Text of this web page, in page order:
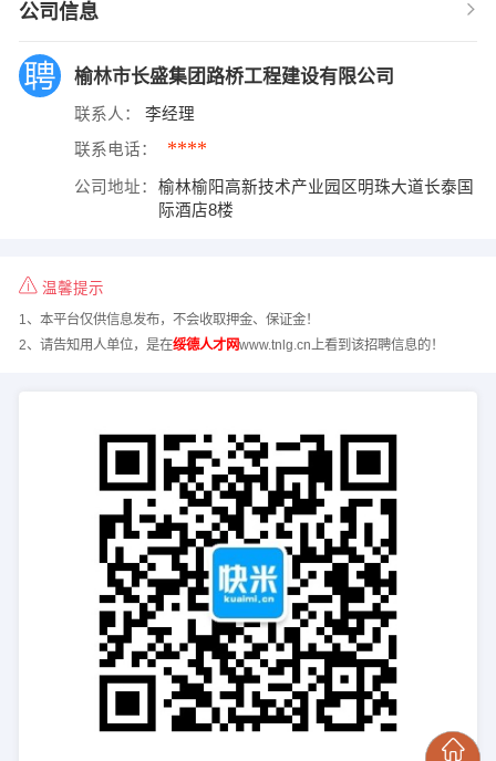
公司信息
榆林市长盛集团路桥工程建设有限公司
联系人： 李经理
联系电话： ****
公司地址：
榆林榆阳高新技术产业园区明珠大道长泰国
际酒店8楼
温馨提示
1、本平台仅供信息发布，不会收取押金、保证金！
2、请告知用人单位，是在绥德人才网www.tnlg.cn上看到该招聘信息的！